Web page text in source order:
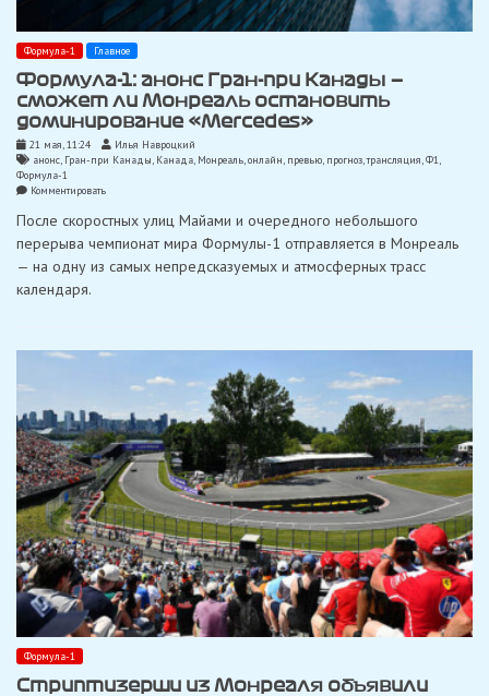
Формула-1 Главное
Формула-1: анонс Гран-при Канады —
сможет ли Монреаль остановить
доминирование «Mercedes»
21 мая, 11:24
Илья Навроцкий
анонс, Гран-при Канады, Канада, Монреаль,онлайн, превью, прогноз,трансляция,Ф1
Формула-1
Комментироватьon
анонс
при
Канады
доминирование
После скоростных улиц Майами и очередного небольшого
перерыва чемпионат мира Формулы-1 отправляется в Монреаль
— на одну из самых непредсказуемых и атмосферных трасс
календаря.
Формула-1
Стриптизерши из Монреаля объявили